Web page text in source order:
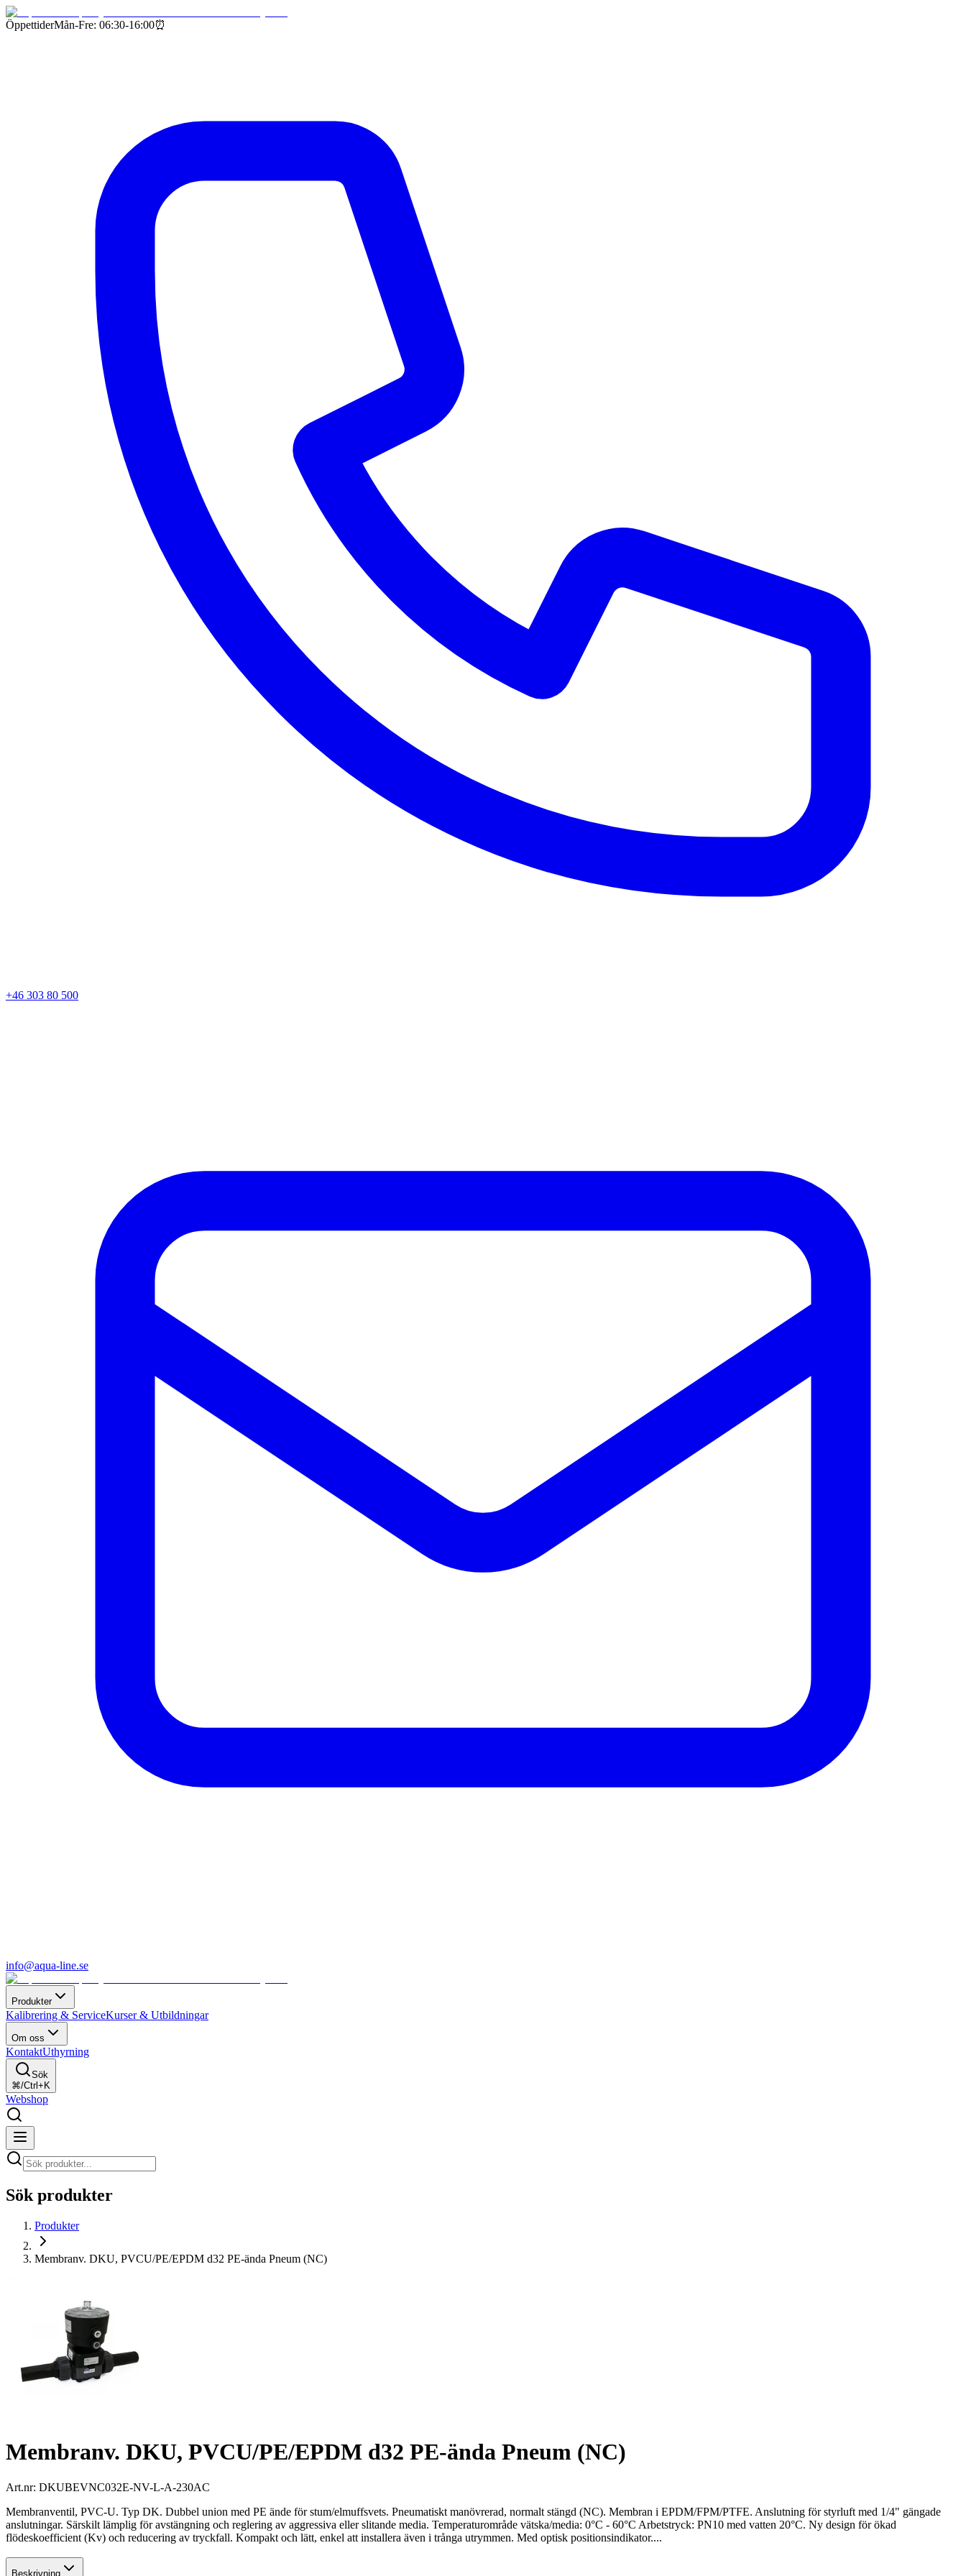
ÖppettiderMån-Fre: 06:30-16:00⏰
+46 303 80 500
info@aqua-line.se
Produkter
Kalibrering & ServiceKurser & Utbildningar
Om oss
KontaktUthyrning
Sök
⌘/Ctrl+K
Webshop
Sök produkter
Produkter
Membranv. DKU, PVCU/PE/EPDM d32 PE-ända Pneum (NC)
Membranv. DKU, PVCU/PE/EPDM d32 PE-ända Pneum (NC)
Art.nr: DKUBEVNC032E-NV-L-A-230AC
Membranventil, PVC-U. Typ DK. Dubbel union med PE ände för stum/elmuffsvets. Pneumatiskt manövrerad, normalt stängd (NC). Membran i EPDM/FPM/PTFE. Anslutning för styrluft med 1/4" gängade
anslutningar. Särskilt lämplig för avstängning och reglering av aggressiva eller slitande media. Temperaturområde vätska/media: 0°C - 60°C Arbetstryck: PN10 med vatten 20°C. Ny design för ökad
flödeskoefficient (Kv) och reducering av tryckfall. Kompakt och lätt, enkel att installera även i trånga utrymmen. Med optisk positionsindikator....
Beskrivning